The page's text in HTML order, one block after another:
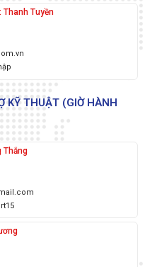
Thanh Tuyền
KỸ THUẬT (GIỜ HÀNH
Thắng